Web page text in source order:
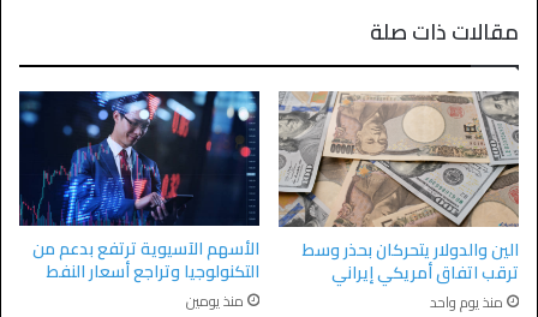
مقالات ذات صلة
الين والدولار يتحركان بحذر وسط
ترقب اتفاق أمريكي إيراني
منذ يوم واحد
الأسهم الآسيوية ترتفع بدعم من
التكنولوجيا وتراجع أسعار النفط
منذ يومين